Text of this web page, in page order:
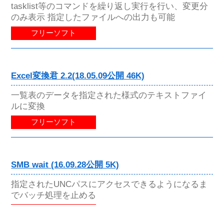
tasklist等のコマンドを繰り返し実行を行い、変更分
のみ表示 指定したファイルへの出力も可能
フリーソフト
Excel変換君 2.2(18.05.09公開 46K)
一覧表のデータを指定された様式のテキストファイ
ルに変換
フリーソフト
SMB wait (16.09.28公開 5K)
指定されたUNCパスにアクセスできるようになるま
でバッチ処理を止める